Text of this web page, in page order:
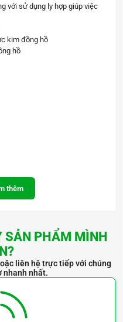
với sử dụng ly hợp giúp việc
kim đồng hồ
hồ
thêm
SẢN PHẨM MÌNH
liên hệ trực tiếp với chúng
nhanh nhất.